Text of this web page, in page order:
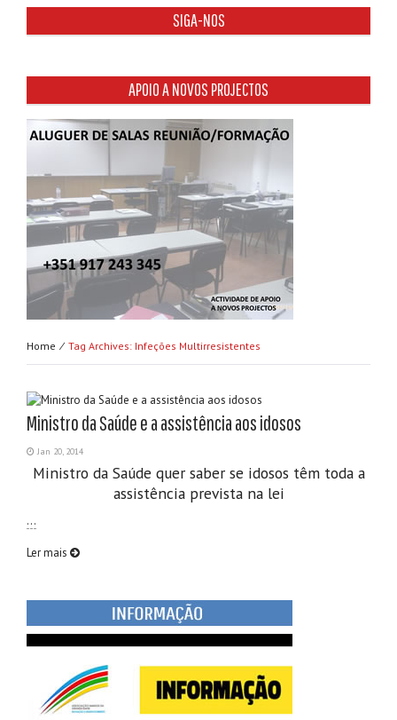
SIGA-NOS
APOIO A NOVOS PROJECTOS
Home ⁄ Tag Archives: Infeções Multirresistentes
Ministro da Saúde e a assistência aos idosos
Jan 20, 2014
Ministro da Saúde quer saber se idosos têm toda a
assistência prevista na lei
…
Ler mais